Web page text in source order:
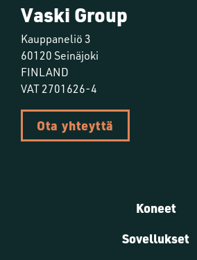
Vaski Group
Kauppaneliö 3
60120 Seinäjoki
FINLAND
VAT 2701626-4
Ota yhteyttä
Koneet
Sovellukset